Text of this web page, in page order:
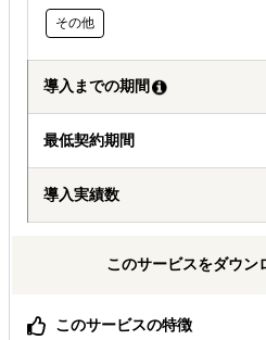
その他
導入までの期間
最低契約期間
導入実績数
このサービスをダウン
このサービスの特徴